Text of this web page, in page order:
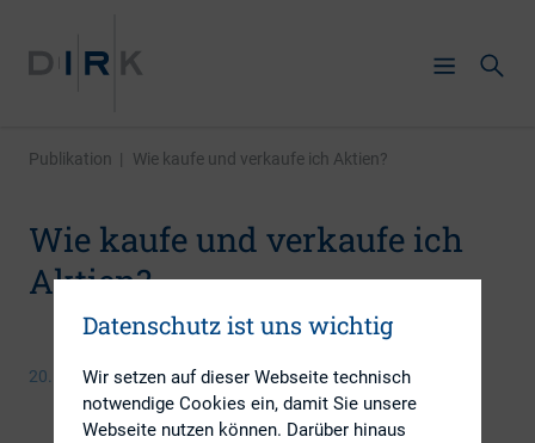
Publikation | Wie kaufe und verkaufe ich Aktien?
Wie kaufe und verkaufe ich
Aktien?
20. Januar 2016
Datenschutz ist uns wichtig
Wir setzen auf dieser Webseite technisch
notwendige Cookies ein, damit Sie unsere
Webseite nutzen können. Darüber hinaus